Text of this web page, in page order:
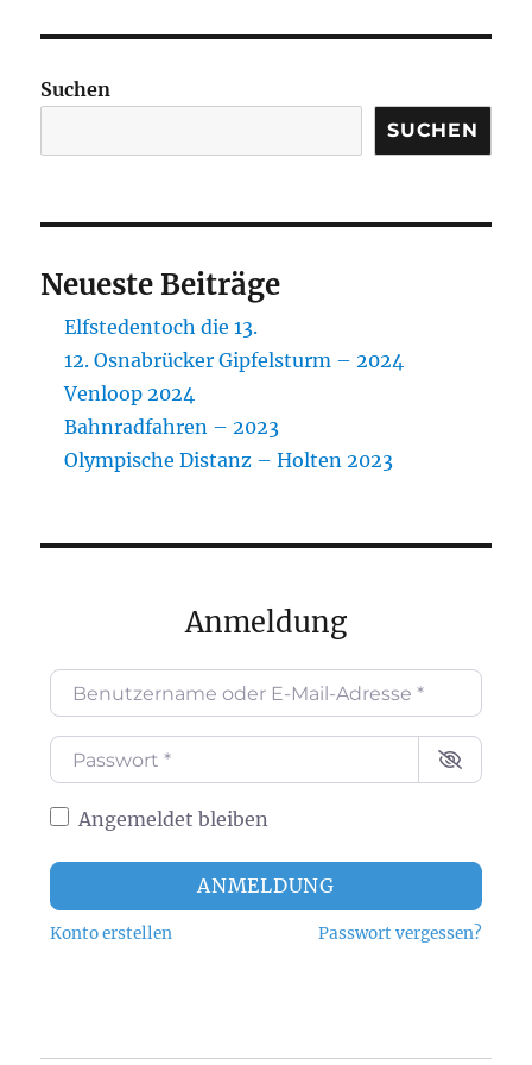
Suchen
SUCHEN
Neueste Beiträge
Elfstedentoch die 13.
12. Osnabrücker Gipfelsturm – 2024
Venloop 2024
Bahnradfahren – 2023
Olympische Distanz – Holten 2023
Anmeldung
Benutzername oder E-Mail-Adresse*
Passwort*
Angemeldet bleiben
ANMELDUNG
Konto erstellen Passwort vergessen?